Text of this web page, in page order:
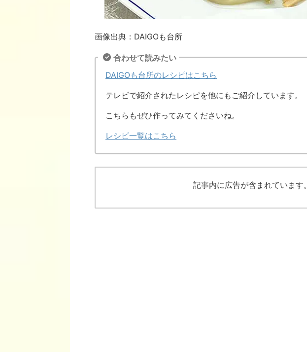
画像出典：DAIGOも台所
合わせて読みたい
DAIGOも台所のレシピはこちら
テレビで紹介されたレシピを他にもご紹介しています。
こちらもぜひ作ってみてくださいね。
レシピ一覧はこちら
記事内に広告が含まれています。